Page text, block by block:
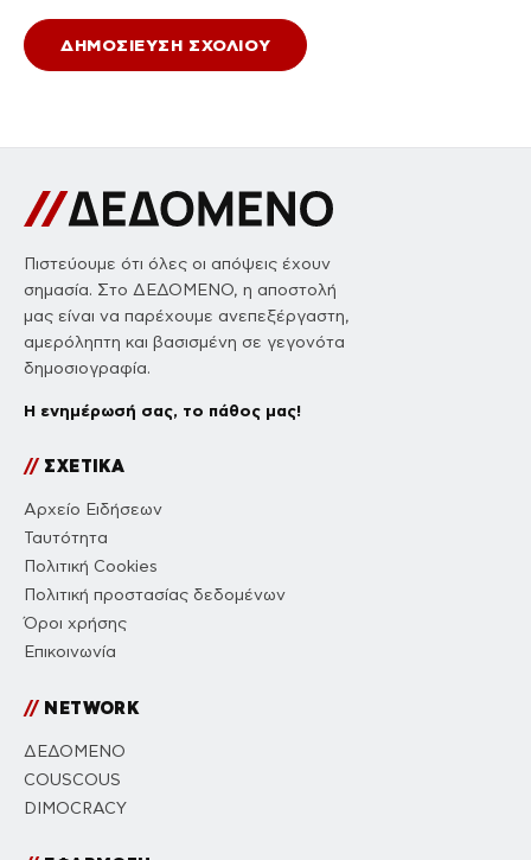
Πιστεύουμε ότι όλες οι απόψεις έχουν
σημασία. Στο ΔΕΔΟΜΕΝΟ, η αποστολή
μας είναι να παρέχουμε ανεπεξέργαστη,
αμερόληπτη και βασισμένη σε γεγονότα
δημοσιογραφία.
Η ενημέρωσή σας, το πάθος μας!
//ΣΧΕΤΙΚΑ
Αρχείο Ειδήσεων
Ταυτότητα
Πολιτική Cookies
Πολιτική προστασίας δεδομένων
Όροι χρήσης
Επικοινωνία
//NETWORK
ΔΕΔΟΜΕΝΟ
COUSCOUS
DIMOCRACY